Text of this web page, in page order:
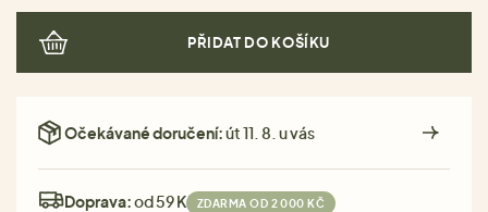
PŘIDAT DO KOŠÍKU
Očekávané doručení:út 11. 8. u vás
Doprava:od 59 Kč ZDARMA OD 2 000 KČ